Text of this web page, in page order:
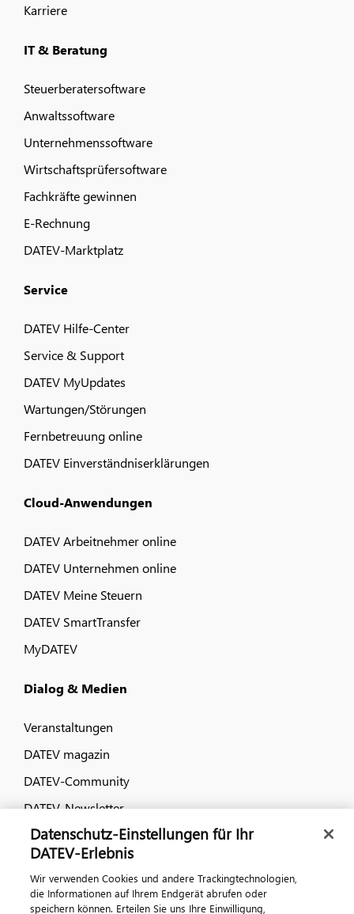
Karriere
IT & Beratung
Steuerberatersoftware
Anwaltssoftware
Unternehmenssoftware
Wirtschaftsprüfersoftware
Fachkräfte gewinnen
E-Rechnung
DATEV-Marktplatz
Service
DATEV Hilfe-Center
Service & Support
DATEV MyUpdates
Wartungen/Störungen
Fernbetreuung online
DATEV Einverständniserklärungen
Cloud-Anwendungen
DATEV Arbeitnehmer online
DATEV Unternehmen online
DATEV Meine Steuern
DATEV SmartTransfer
MyDATEV
Dialog & Medien
Veranstaltungen
DATEV magazin
DATEV-Community
DATEV-Newsletter
Kontaktieren Sie uns
Datenschutz-Einstellungen für Ihr
DATEV-Erlebnis
Wir verwenden Cookies und andere Trackingtechnologien,
die Informationen auf Ihrem Endgerät abrufen oder
speichern können. Erteilen Sie uns Ihre Einwilligung,